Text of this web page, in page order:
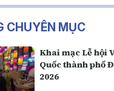
CHUYÊN MỤC
Khai mạc Lễ hội
Quốc thành phố
2026